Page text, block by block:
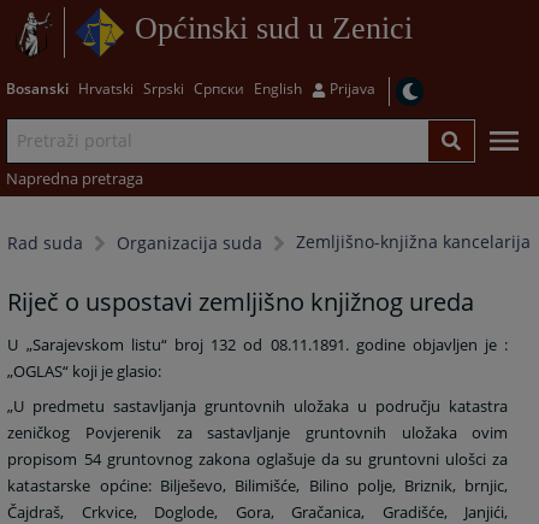
Općinski sud u Zenici
Bosanski Hrvatski Srpski Српски English Prijava
Napredna pretraga
Rad suda Organizacija suda Zemljišno-knjižna kancelarija
Riječ o uspostavi zemljišno knjižnog ureda
U „Sarajevskom listu“ broj 132 od 08.11.1891. godine objavljen je :
„OGLAS“ koji je glasio:
„U predmetu sastavljanja gruntovnih uložaka u području katastra
zeničkog Povjerenik za sastavljanje gruntovnih uložaka ovim
propisom 54 gruntovnog zakona oglašuje da su gruntovni ulošci za
katastarske općine: Bilješevo, Bilimišće, Bilino polje, Briznik, brnjic,
Čajdraš, Crkvice, Doglode, Gora, Gračanica, Gradišće, Janjići,